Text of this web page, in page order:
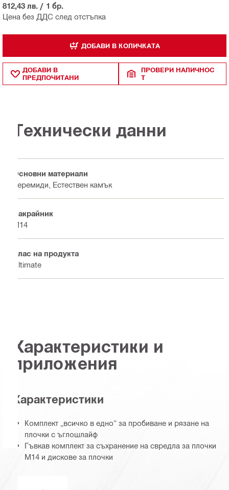
Цена без ДДС след отстъпка
812,43 лв. / 1 бр.
ДОБАВИ В КОЛИЧКАТА
ДОБАВИ В
ПРЕДПОЧИТАНИ
ПРОВЕРИ НАЛИЧНОС
Т
Технически данни
Основни материали
Керемиди, Естествен камък
Накрайник
M14
Клас на продукта
Ultimate
Характеристики и
приложения
Характеристики
Комплект „всичко в едно“ за пробиване и рязане на
плочки с ъглошлайф
Гъвкав комплект за съхранение на свредла за плочки
M14 и дискове за плочки